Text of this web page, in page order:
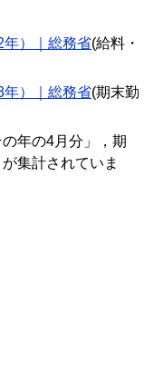
年）｜総務省(給料・
年）｜総務省(期末勤
年の4月分」，期
集計されていま